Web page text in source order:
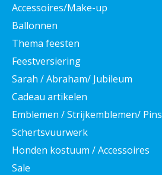
Accessoires/Make-up
Ballonnen
Thema feesten
Feestversiering
Sarah / Abraham/ Jubileum
Cadeau artikelen
Emblemen / Strijkemblemen/ Pins
Schertsvuurwerk
Honden kostuum / Accessoires
Sale